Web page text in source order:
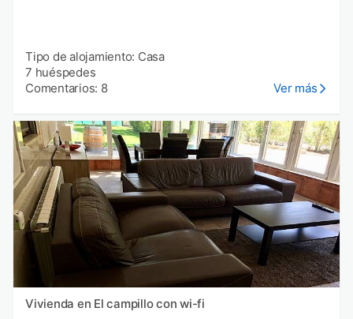
Tipo de alojamiento: Casa
7 huéspedes
Comentarios: 8
Ver más
Vivienda en El campillo con wi-fi